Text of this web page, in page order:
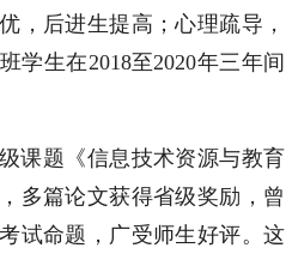
，后进生提高；心理疏导，
学生在2018至2020年三年间
课题《信息技术资源与教育
多篇论文获得省级奖励，曾
试命题，广受师生好评。这